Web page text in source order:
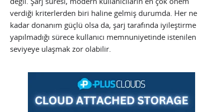
verdiği kriterlerden biri haline gelmiş durumda. Her ne
kadar donanım güçlü olsa da, şarj tarafında iyileştirme
yapılmadığı sürece kullanıcı memnuniyetinde istenilen
seviyeye ulaşmak zor olabilir.